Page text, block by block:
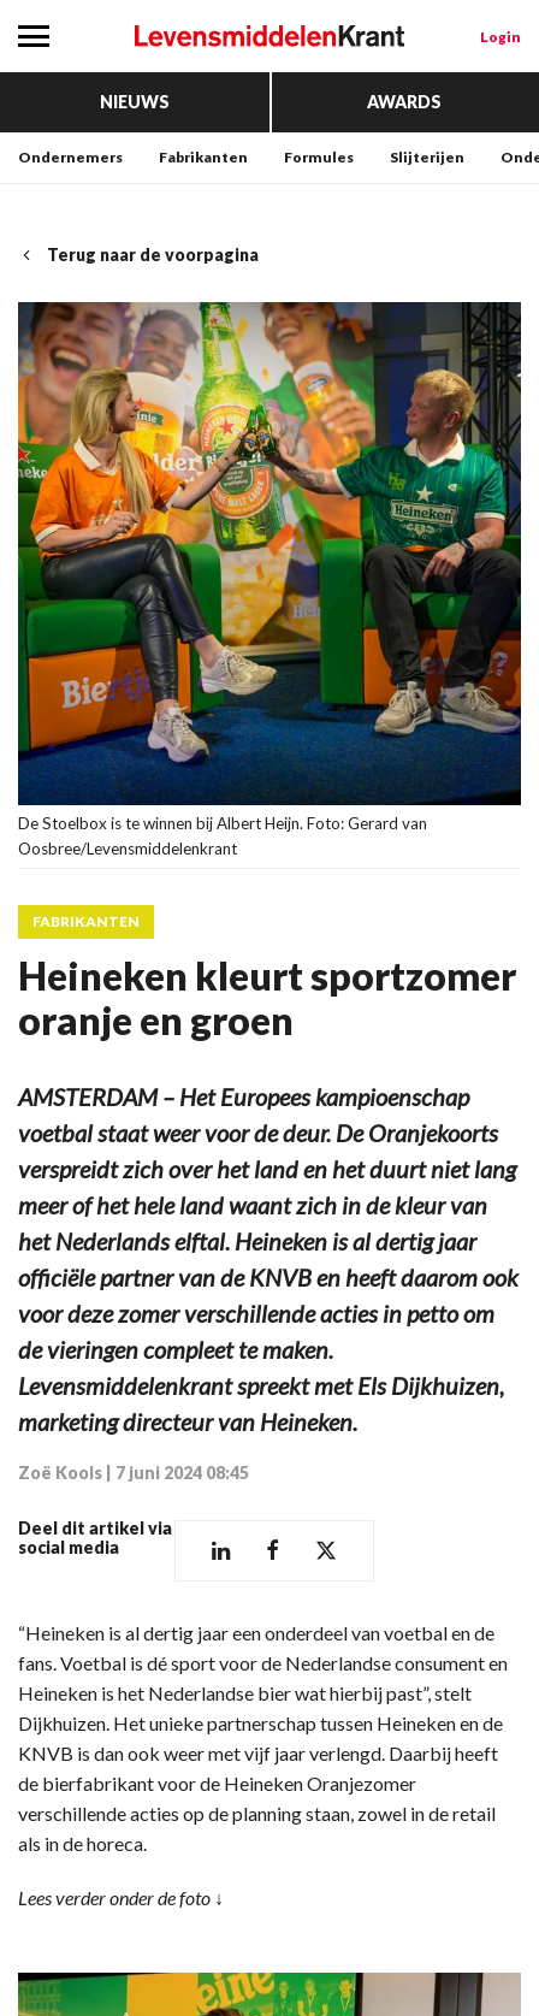
Login
NIEUWS AWARDS
Ondernemers Fabrikanten Formules Slijterijen
Terug naar de voorpagina
De Stoelbox is te winnen bij Albert Heijn. Foto: Gerard van
Oosbree/Levensmiddelenkrant
FABRIKANTEN
Heineken kleurt sportzomer
oranje en groen
AMSTERDAM – Het Europees kampioenschap
voetbal staat weer voor de deur. De Oranjekoorts
verspreidt zich over het land en het duurt niet lang
meer of het hele land waant zich in de kleur van
het Nederlands elftal. Heineken is al dertig jaar
officiële partner van de KNVB en heeft daarom ook
voor deze zomer verschillende acties in petto om
de vieringen compleet te maken.
Levensmiddelenkrant spreekt met Els Dijkhuizen,
marketing directeur van Heineken.
Zoë Kools 7 juni 2024 08:45
Deel dit artikel via
social media
“Heineken is al dertig jaar een onderdeel van voetbal en de
fans. Voetbal is dé sport voor de Nederlandse consument en
Heineken is het Nederlandse bier wat hierbij past”, stelt
Dijkhuizen. Het unieke partnerschap tussen Heineken en de
KNVB is dan ook weer met vijf jaar verlengd. Daarbij heeft
de bierfabrikant voor de Heineken Oranjezomer
verschillende acties op de planning staan, zowel in de retail
als in de horeca.
Lees verder onder de foto ↓